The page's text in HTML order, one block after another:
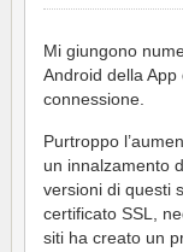
Mi giungono
Android della
connessione.
Purtroppo
un innalzamento
versioni di questi
certificato SSL,
siti ha creato un